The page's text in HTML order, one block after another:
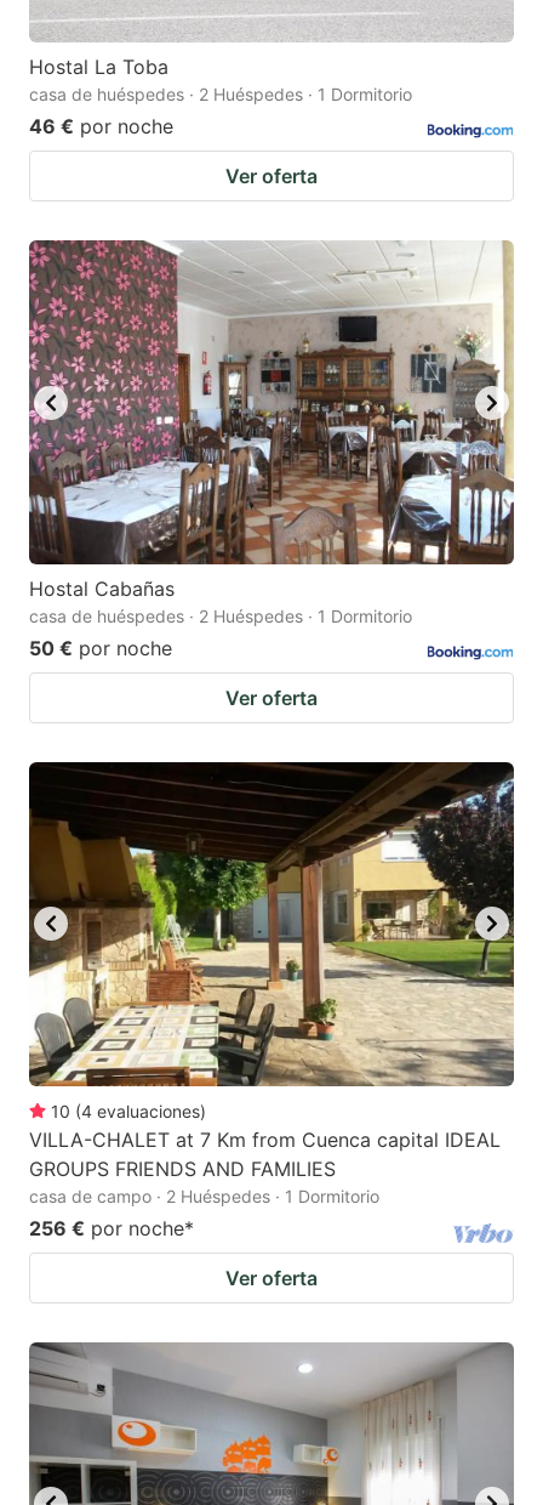
Hostal La Toba
casa de huéspedes · 2 Huéspedes · 1 Dormitorio
46 € por noche
Ver oferta
Hostal Cabañas
casa de huéspedes · 2 Huéspedes · 1 Dormitorio
50 € por noche
Ver oferta
10 (4 evaluaciones)
VILLA-CHALET at 7 Km from Cuenca capital IDEAL
GROUPS FRIENDS AND FAMILIES
casa de campo · 2 Huéspedes · 1 Dormitorio
256 € por noche*
Ver oferta